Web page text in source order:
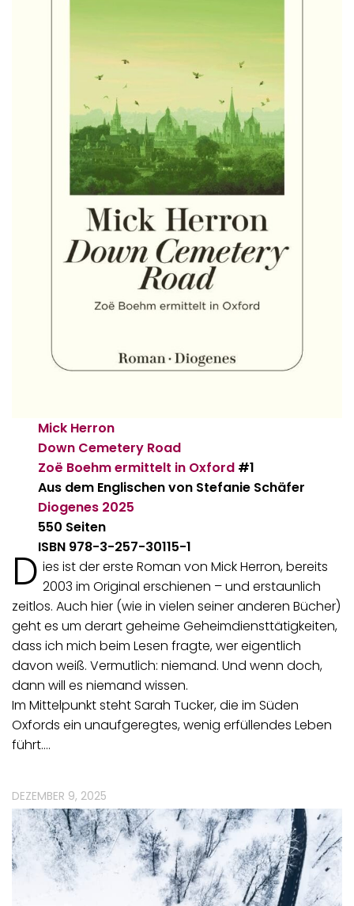
Mick Herron
Down Cemetery Road
Zoë Boehm ermittelt in Oxford #1
Aus dem Englischen von Stefanie Schäfer
Diogenes 2025
550 Seiten
ISBN 978-3-257-30115-1
D ies ist der erste Roman von Mick Herron, bereits
2003 im Original erschienen – und erstaunlich
zeitlos. Auch hier (wie in vielen seiner anderen Bücher)
geht es um derart geheime Geheimdiensttätigkeiten,
dass ich mich beim Lesen fragte, wer eigentlich
davon weiß. Vermutlich: niemand. Und wenn doch,
dann will es niemand wissen.
Im Mittelpunkt steht Sarah Tucker, die im Süden
Oxfords ein unaufgeregtes, wenig erfüllendes Leben
führt.…
DEZEMBER 9, 2025